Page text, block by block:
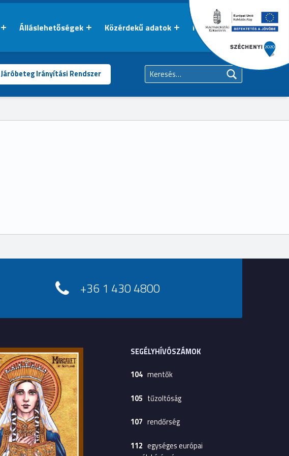
Álláslehetőségek Közérdekű adatok Kapcsolat
Járóbeteg Irányítási Rendszer
+36 1 430 4800
SEGÉLYHÍVÓSZÁMOK
104mentők
105 tűzoltóság
107 rendőrség
112 egységes európai